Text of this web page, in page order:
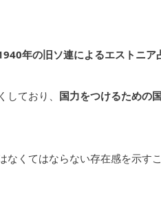
年の旧ソ連によるエストニア
ており、 国力をつけるための
くてはならない存在感を示す